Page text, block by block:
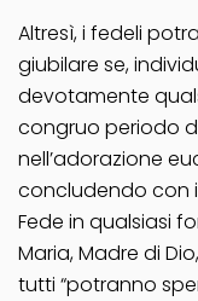
Altresì, i fedeli
giubilare se,
devotamente
congruo periodo
nell’adorazione
concludendo con
Fede in qualsiasi
Maria, Madre di
tutti “potranno